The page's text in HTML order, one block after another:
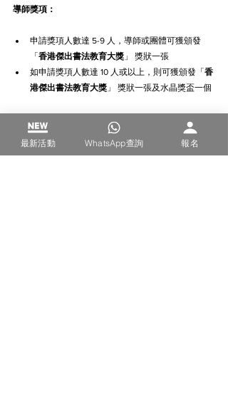
導師獎項：
申請獎項人數達 5-9 人，導師或團體可獲頒發
「香港傑出書法教育大獎 」 獎狀一張
如申請獎項人數達 10 人或以上，則可獲頒發「香
港傑出書法教育大獎 」 獎狀一張及水晶獎盃一個
評分準則
最新活動 WhatsApp查詢 報名